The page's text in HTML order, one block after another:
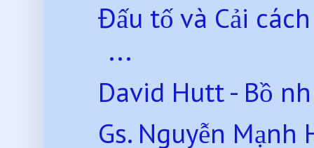
Đấu tố và Cải
...
David Hutt - Bồ
Gs. Nguyễn Mạnh